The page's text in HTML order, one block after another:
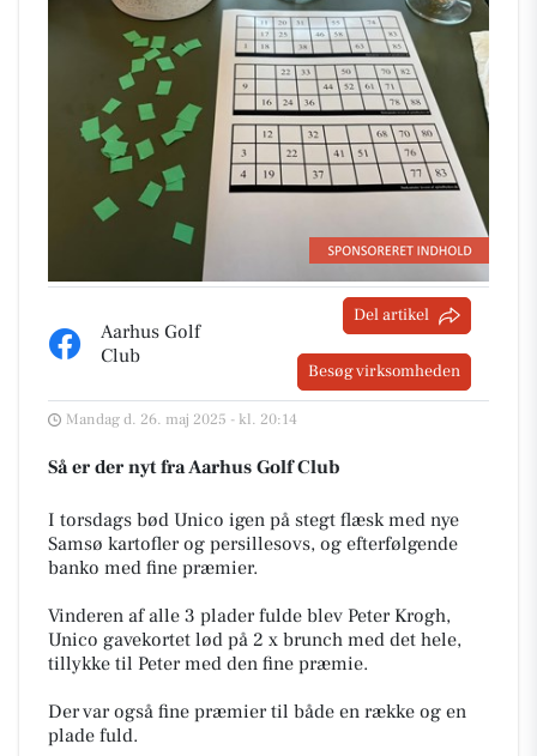
Aarhus Golf
Club
Del artikel
Besøg virksomheden
Mandag d. 26. maj 2025 - kl. 20:14
Så er der nyt fra Aarhus Golf Club
I torsdags bød Unico igen på stegt flæsk med nye
Samsø kartofler og persillesovs, og efterfølgende
banko med fine præmier.
Vinderen af alle 3 plader fulde blev Peter Krogh,
Unico gavekortet lød på 2 x brunch med det hele,
tillykke til Peter med den fine præmie.
Der var også fine præmier til både en række og en
plade fuld.